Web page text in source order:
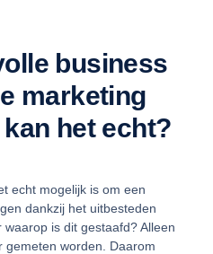
business
marketing
het echt?
echt mogelijk is om een
dankzij het uitbesteden
is dit gestaafd? Alleen
gemeten worden. Daarom